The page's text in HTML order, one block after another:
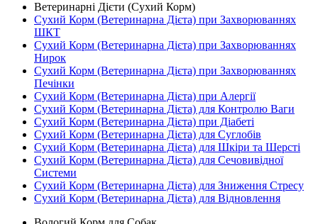
Ветеринарні Дієти (Сухий Корм)
Сухий Корм (Ветеринарна Дієта) при Захворюваннях
ШКТ
Сухий Корм (Ветеринарна Дієта) при Захворюваннях
Нирок
Сухий Корм (Ветеринарна Дієта) при Захворюваннях
Печінки
Сухий Корм (Ветеринарна Дієта) при Алергії
Сухий Корм (Ветеринарна Дієта) для Контролю Ваги
Сухий Корм (Ветеринарна Дієта) при Діабеті
Сухий Корм (Ветеринарна Дієта) для Суглобів
Сухий Корм (Ветеринарна Дієта) для Шкіри та Шерсті
Сухий Корм (Ветеринарна Дієта) для Сечовивідної
Системи
Сухий Корм (Ветеринарна Дієта) для Зниження Стресу
Сухий Корм (Ветеринарна Дієта) для Відновлення